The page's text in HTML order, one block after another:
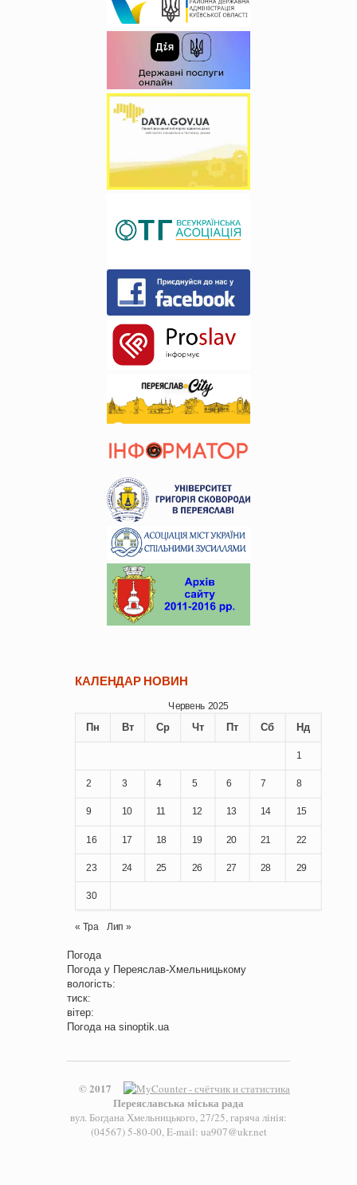
КАЛЕНДАР НОВИН
Червень 2025
Пн Вт Ср Чт Пт Сб Нд
1
2 3 4 5 6 7 8
9 10 11 12 13 14 15
16 17 18 19 20 21 22
23 24 25 26 27 28 29
30
« Тра Лип »
Погода
Погода у Переяслав-Хмельницькому
вологість:
тиск:
вітер:
Погода на sinoptik.ua
© 2017
Переяславська міська рада
вул. Богдана Хмельницького, 27/25, гаряча лінія:
(04567) 5-80-00, E-mail: ua907@ukr.net